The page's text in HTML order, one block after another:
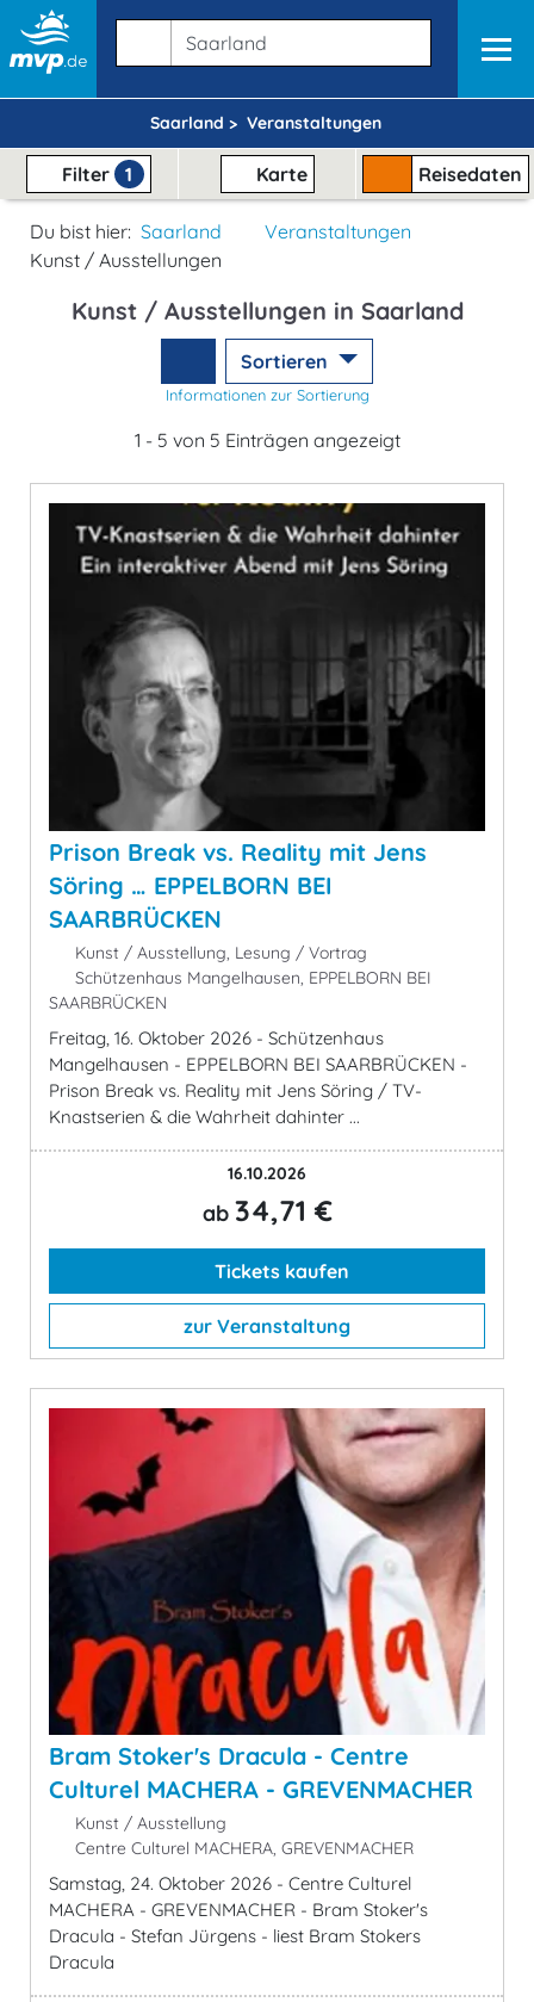
Saarland > Veranstaltungen
Filter 1 Karte Reisedaten
Du bist hier: Saarland
Veranstaltungen
Kunst / Ausstellungen
Kunst / Ausstellungen in Saarland
Sortieren
Informationen zur Sortierung
1 - 5 von 5 Einträgen angezeigt
Prison Break vs. Reality mit Jens
Söring … EPPELBORN BEI
SAARBRÜCKEN
Kunst / Ausstellung, Lesung / Vortrag
Schützenhaus Mangelhausen, EPPELBORN BEI
SAARBRÜCKEN
Freitag, 16. Oktober 2026 - Schützenhaus
Mangelhausen - EPPELBORN BEI SAARBRÜCKEN -
Prison Break vs. Reality mit Jens Söring / TV-
Knastserien & die Wahrheit dahinter ...
16.10.2026
ab 34,71 €
Tickets kaufen
zur Veranstaltung
Bram Stoker's Dracula - Centre
Culturel MACHERA - GREVENMACHER
Kunst / Ausstellung
Centre Culturel MACHERA, GREVENMACHER
Samstag, 24. Oktober 2026 - Centre Culturel
MACHERA - GREVENMACHER - Bram Stoker's
Dracula - Stefan Jürgens - liest Bram Stokers
Dracula